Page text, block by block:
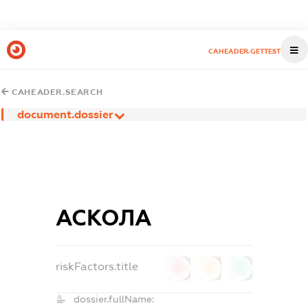
CAHEADER.GETTEST
CAHEADER.SEARCH
document.dossier
АСКОЛА
riskFactors.title
dossier.fullName: